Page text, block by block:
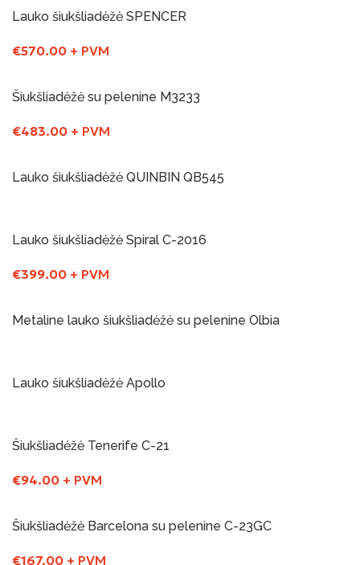
Lauko šiukšliadėžė SPENCER
€570.00 + PVM
Šiukšliadėžė su pelenine M3233
€483.00 + PVM
Lauko šiukšliadėžė QUINBIN QB545
Lauko šiukšliadėžė Spiral C-2016
€399.00 + PVM
Metaline lauko šiukšliadėžė su pelenine Olbia
Lauko šiukšliadėžė Apollo
Šiukšliadėžė Tenerife C-21
€94.00 + PVM
Šiukšliadėžė Barcelona su pelenine C-23GC
€167.00 + PVM